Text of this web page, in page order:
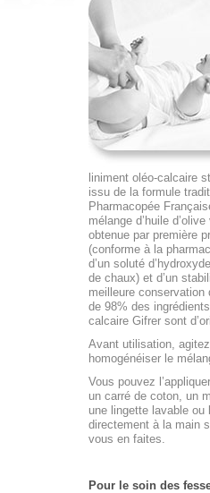
liniment oléo-calcaire
issu de la formule
Pharmacopée
mélange d’huile
obtenue par première
(conforme à la
d’un soluté
de chaux) et d’un
meilleure
de 98% des
calcaire Gifrer sont
Avant utilisation,
homogénéiser le
Vous pouvez
un carré de coton, un
une lingette lavable ou
directement à la main
vous en faites.
Pour le soin des